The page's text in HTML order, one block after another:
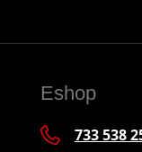
Eshop
733 538